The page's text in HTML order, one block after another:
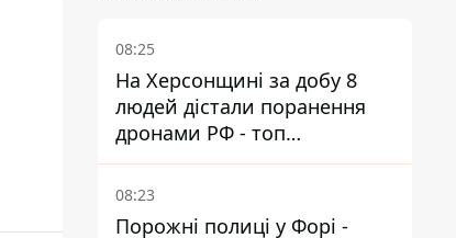
08:25
На Херсонщині за добу 8
людей дістали поранення
дронами РФ - топ
небезпечних районів
08:23
Порожні полиці у Форі -